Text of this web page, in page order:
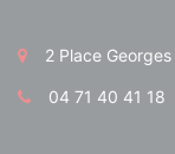
2 Place
04 71 40 41 18